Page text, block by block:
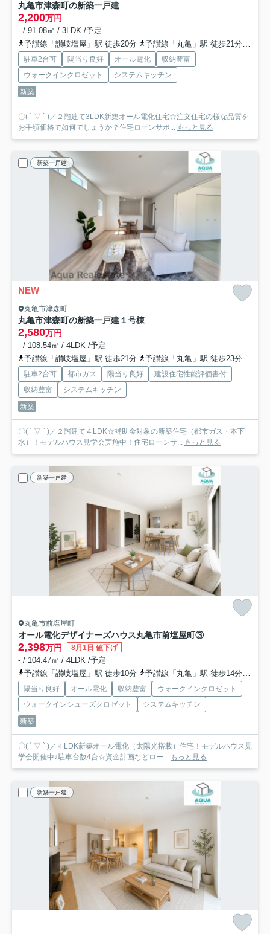
丸亀市津森町の新築一戸建
2,200万円
- / 91.08㎡ / 3LDK /予定
予讃線「讃岐塩屋」駅 徒歩20分
予讃線「丸亀」駅 徒歩21分
駐車2台可 陽当り良好 オール電化
収納豊富
ウォークインクロゼット
システムキッチン
新築
〇( ´ ▽ ` )／２階建て3LDK新築オール電化住宅☆注文住宅の様な品質を
お手頃価格で如何でしょうか？住宅ローンサポ... もっと見る
新築一戸建
NEW
丸亀市津森町
丸亀市津森町の新築一戸建１号棟
2,580万円
- / 108.54㎡ / 4LDK /予定
予讃線「讃岐塩屋」駅 徒歩21分
予讃線「丸亀」駅 徒歩23分
駐車2台可 都市ガス 陽当り良好
建設住宅性能評価書付
収納豊富
システムキッチン
新築
〇( ´ ▽ ` )／２階建て４LDK☆補助金対象の新築住宅（都市ガス・本下
水）！モデルハウス見学会実施中！住宅ローンサ... もっと見る
新築一戸建
丸亀市前塩屋町
オール電化デザイナーズハウス丸亀市前塩屋町③
2,398万円 8月1日 値下げ
- / 104.47㎡ / 4LDK /予定
予讃線「讃岐塩屋」駅 徒歩10分
予讃線「丸亀」駅 徒歩14分
陽当り良好 オール電化 収納豊富
ウォークインクロゼット
ウォークインシューズクロゼット
システムキッチン
新築
〇( ´ ▽ ` )／４LDK新築オール電化（太陽光搭載）住宅！モデルハウス見
学会開催中♪駐車台数4台☆資金計画などロー... もっと見る
新築一戸建